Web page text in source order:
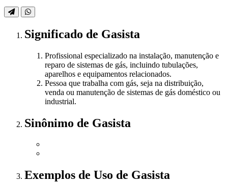
Significado de Gasista
Profissional especializado na instalação, manutenção e
reparo de sistemas de gás, incluindo tubulações,
aparelhos e equipamentos relacionados.
Pessoa que trabalha com gás, seja na distribuição,
venda ou manutenção de sistemas de gás doméstico ou
industrial.
Sinônimo de Gasista
Exemplos de Uso de Gasista